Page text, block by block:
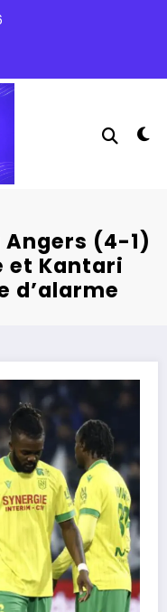
Angers (4-1)
et Kantari
d’alarme